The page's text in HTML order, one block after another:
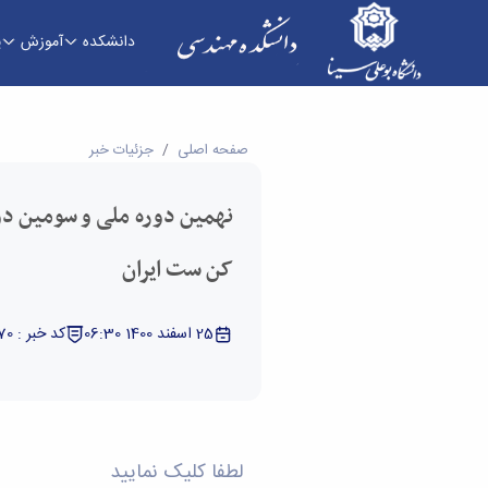
دانشکده آموزش
نهمین دوره ملی و سومین دوره بین المللی
صفحه اصلی جزئیات خبر
نهمین دوره ملی و سومین
کن ست ایران
25 اسفند 1400 06:30 کد خبر : 5329270
لطفا کلیک نمایید